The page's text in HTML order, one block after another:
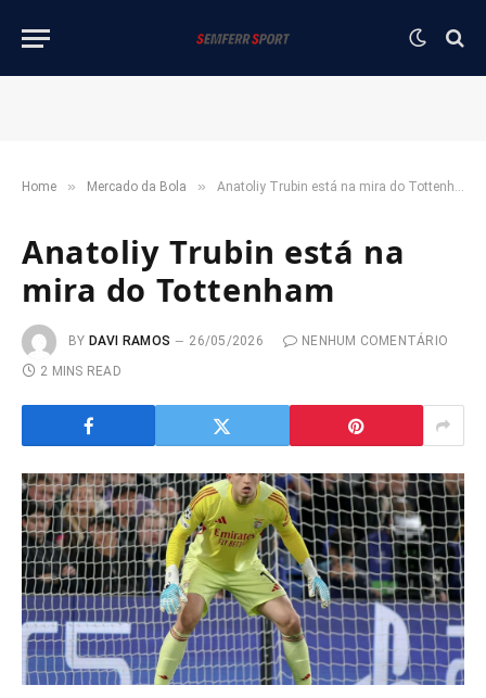
Home » Mercado da Bola » Anatoliy Trubin está na mira do Tottenham
Anatoliy Trubin está na
mira do Tottenham
BY DAVI RAMOS 26/05/2026
NENHUM COMENTÁRIO
2 MINS READ